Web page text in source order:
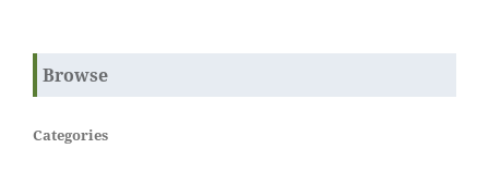
Browse
Categories